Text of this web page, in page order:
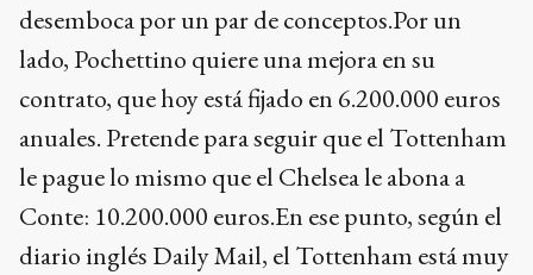
desemboca por un par de conceptos.Por un
lado, Pochettino quiere una mejora en su
contrato, que hoy está fijado en 6.200.000 euros
anuales. Pretende para seguir que el Tottenham
le pague lo mismo que el Chelsea le abona a
Conte: 10.200.000 euros.En ese punto, según el
diario inglés Daily Mail, el Tottenham está muy